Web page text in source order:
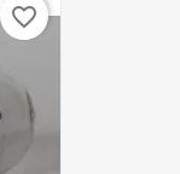
favorite_border